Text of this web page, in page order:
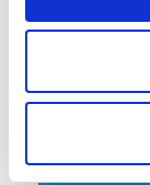
Monitor
o ni Vaše